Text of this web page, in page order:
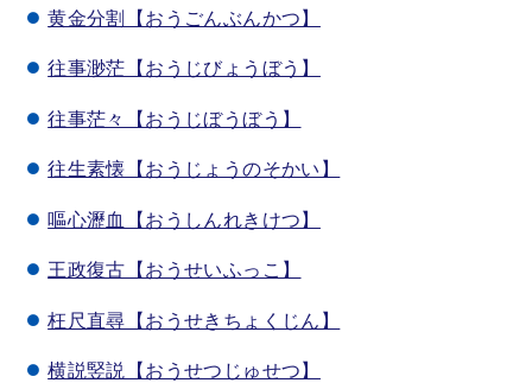
黄金分割【おうごんぶんかつ】
往事渺茫【おうじびょうぼう】
往事茫々【おうじぼうぼう】
往生素懐【おうじょうのそかい】
嘔心瀝血【おうしんれきけつ】
王政復古【おうせいふっこ】
枉尺直尋【おうせきちょくじん】
横説竪説【おうせつじゅせつ】